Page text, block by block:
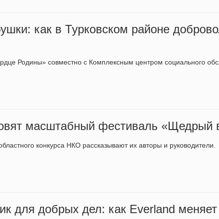
как в Турковском районе
Родины» совместно с Комплексным центром социального
масштабный фестиваль «Щедрый
конкурса НКО рассказывают их авторы и руководители.
для добрых дел: как Everland меняет